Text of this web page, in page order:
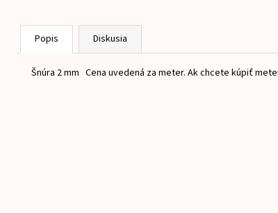
Popis Diskusia
Šnúra 2 mm Cena uvedená za meter. Ak chcete kúpiť